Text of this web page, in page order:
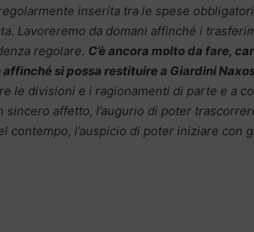
inserita tra le spese
Lavoreremo da domani affinché i
regolare. C’è ancora molto da fare,
affinché si possa restituire a Giardini
le divisioni e i ragionamenti di parte e a
sincero affetto, l’augurio di poter
l’auspicio di poter iniziare con